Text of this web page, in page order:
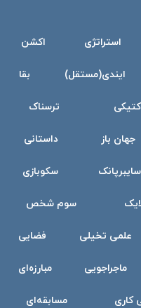
استراتژی اکشن
ایندی(مستقل) بقا
ترسناک
جهان باز داستانی
سایبرپانک سکوبازی
سوم شخص
علمی تخیلی فضایی
ماجراجویی مبارزه‌ای
کاری مسابقه‌ای